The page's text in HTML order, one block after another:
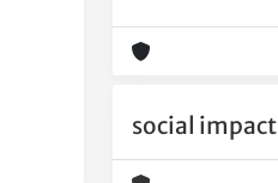
social impact